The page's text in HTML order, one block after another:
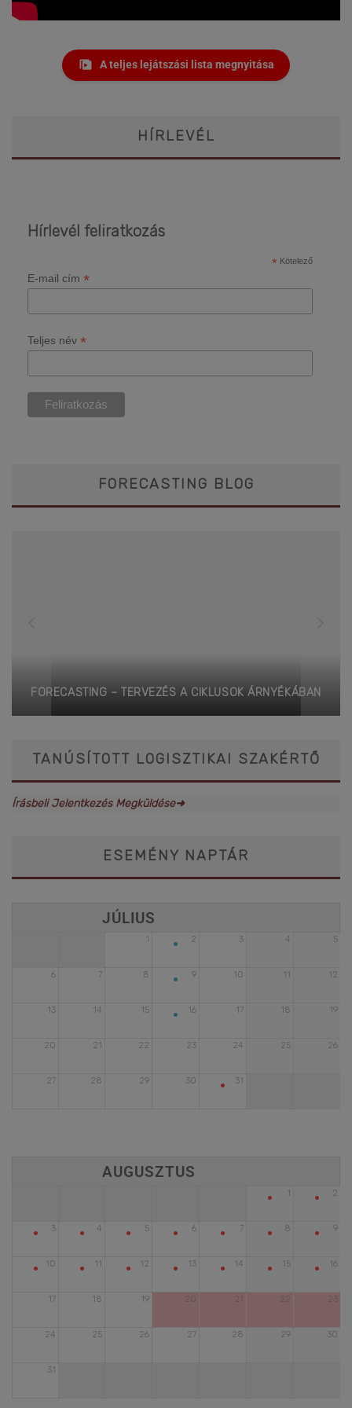
A teljes lejátszási lista megnyitása
HÍRLEVÉL
Hírlevél feliratkozás
* Kötelező
E-mail cím *
Teljes név *
FORECASTING BLOG
ÁRNYÉKÁBAN FORECASTING – IGÉNY /
TANÚSÍTOTT LOGISZTIKAI SZAKÉRTŐ
Írásbeli Jelentkezés Megküldése➜
ESEMÉNY NAPTÁR
1 2
• 3 4 5
6 7 8 9
• 10 11 12
13 14 15 16
• 17 18 19
20 21 22 23 24 25 26
27 28 29 30 31
•
1
• 2
•
3
• 4
• 5
• 6
• 7
• 8
• 9
•
10
• 11
• 12
• 13
• 14
• 15
• 16
•
17 18 19 20 21 22 23
24 25 26 27 28 29 30
31